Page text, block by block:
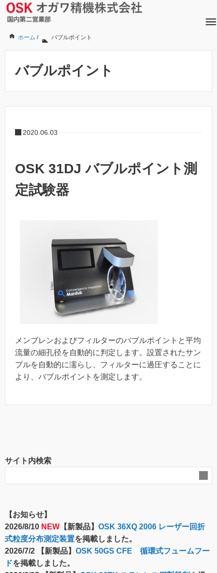
ホーム / バブルポイント
バブルポイント
2020.06.03
OSK 31DJ バブルポイント測
定試験器
メンブレンおよびフィルターのバブルポイントと平均
流量の細孔径を自動的に判定します。設置されたサン
プルを自動的に濡らし、フィルターに過圧することに
より、バブルポイントを測定します。
サイト内検索
【お知らせ】
2026/8/10 NEW 【新製品】 OSK 36XQ 2006 レーザー回折
式粒度分布測定装置を掲載しました。
2026/7/2 【新製品】 OSK 50GS CFE 循環式フュームフー
ドを掲載しました。